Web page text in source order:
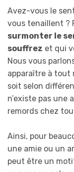
Avez-vous le
vous tenaillent ?
surmonter le
souffrez et qui
Nous vous
apparaître à tout
soit selon
n’existe pas une
remords chez
Ainsi, pour
une amie ou un
peut être un